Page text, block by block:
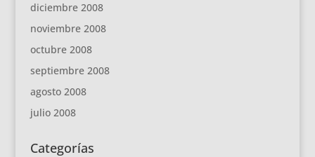
diciembre 2008
noviembre 2008
octubre 2008
septiembre 2008
agosto 2008
julio 2008
Categorías